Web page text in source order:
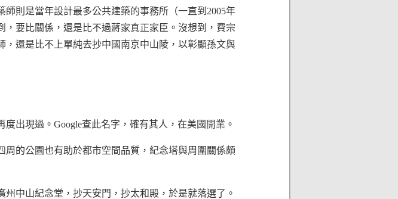
則是當年設計最多公共建築的事務所（一直到2005年
要比關係，還是比不過蔣家真正家臣。沒想到，費宗
還是比不上單純去抄中國南京中山陵，以彰顯孫文與
出現過。Google查此名字，確有其人，在美國開業。
的公園也有助於都市空間品質，紀念塔與周圍關係頗
中山紀念堂，抄天安門，抄太和殿，於是就落選了。